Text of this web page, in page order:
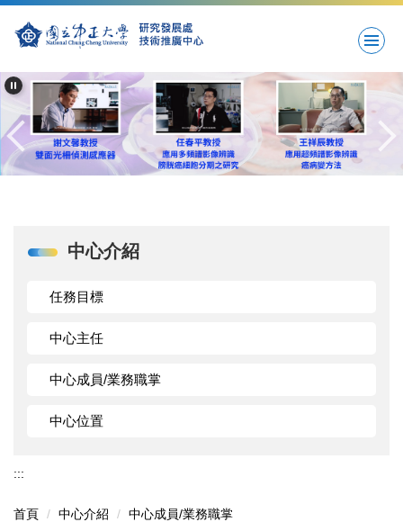
到
主
要
內
區
中心介紹
任務目標
中心主任
中心成員/業務職掌
中心位置
:::
首頁 中心介紹 中心成員/業務職掌